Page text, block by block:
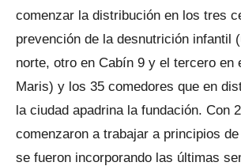
comenzar la distribución en los tres
prevención de la desnutrición infantil
norte, otro en Cabín 9 y el tercero en
Maris) y los 35 comedores que en
la ciudad apadrina la fundación. Con
comenzaron a trabajar a principios
se fueron incorporando las últimas